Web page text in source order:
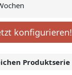
konfigurieren!
Produktserie